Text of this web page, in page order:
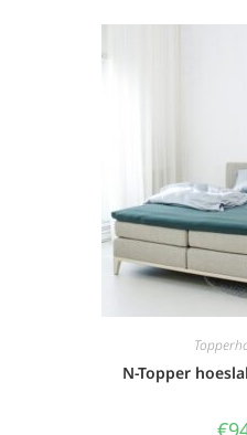
N-Topper
€